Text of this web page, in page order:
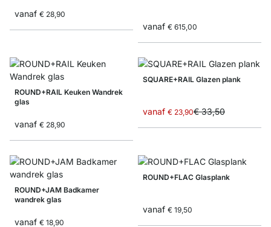
vanaf € 28,90
vanaf € 615,00
ROUND+RAIL Keuken Wandrek
glas
vanaf € 28,90
SQUARE+RAIL Glazen plank
vanaf € 23,90€ 33,50
ROUND+JAM Badkamer
wandrek glas
vanaf € 18,90
ROUND+FLAC Glasplank
vanaf € 19,50